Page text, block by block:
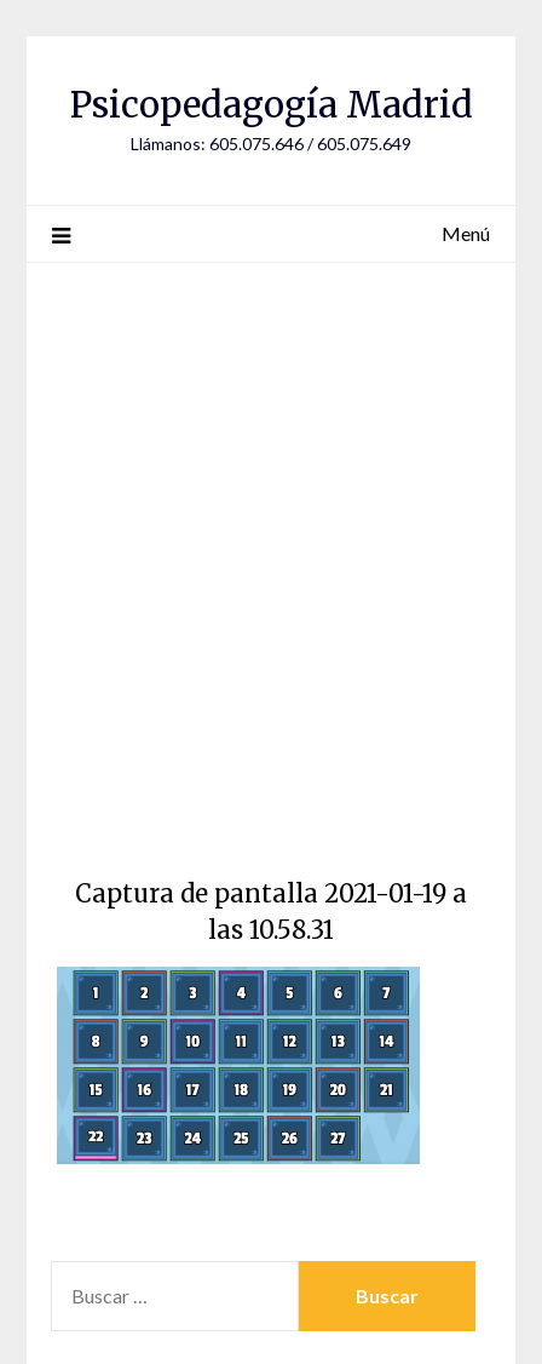
Psicopedagogía Madrid
Llámanos: 605.075.646 / 605.075.649
Menú
Captura de pantalla 2021-01-19 a
las 10.58.31